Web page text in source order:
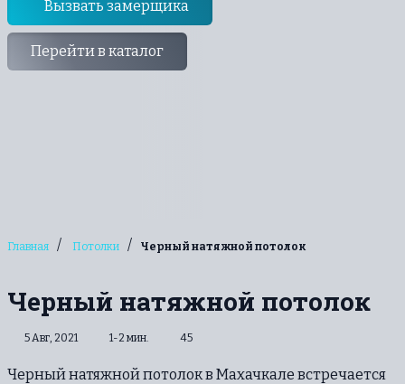
Вызвать замерщика
Перейти в каталог
Главная / Потолки / Черный натяжной потолок
Черный натяжной потолок
5 Авг, 2021 1-2 мин. 45
Черный натяжной потолок в Махачкале встречается